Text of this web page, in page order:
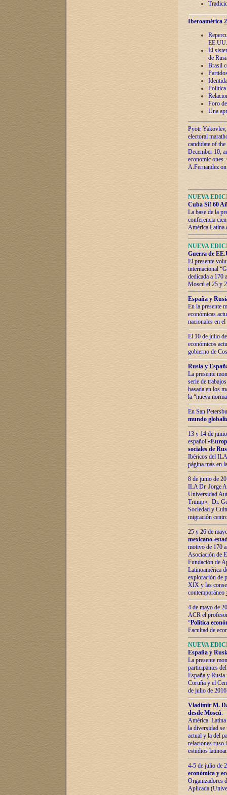
Iberoamérica
EE.UU.
El
de
Brasil
Política
Foro
Una
Pyotr
electoral
candidate of
December 10,
economic
A.Fernandez
NUEVA
Cuba Sí! 60
La base de la
conferencia
América Latina
NUEVA
Guerra de
El presente
internacional
dedicada a 170
Moscú el 25 y
España y
En la presente
económicas
nacionales en
El 10 de julio
económicos
gobierno de
Rusia y
La presente
serie de
basada en los
la “nueva
En San
mundo
13 y 14 de
español «
sociales de
Ibéricos del ILA
página más en
8 de junio de
ILA Dr. Jorge
Universidad
Trump». Dr.
Sociedad y
migración
25 y 26 de
mexicano-
motivo de 170
Asociación de
Fundación de
Latinoamérica
exploración de
XIX y las
contemporáneo
4 de mayo de
ACR el
“Política
Facultad de
NUEVA
España y
La presente
participantes
España y
Coruña y el
de julio de
Vladímir М.
desde Moscú.
América Latina
la diversidad
actual у lа del
relaciones
estudios
4-5 de julio de
económica y
Organizadores
Aplicada